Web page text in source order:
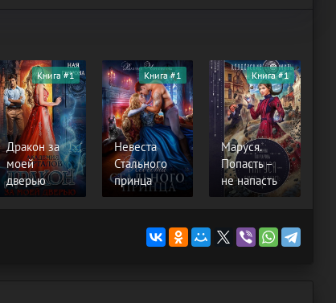
Дракон за
моей
дверью
Книга #1
Невеста
Стального
принца
Книга #1
Маруся.
Попасть –
не напасть
Книга #1